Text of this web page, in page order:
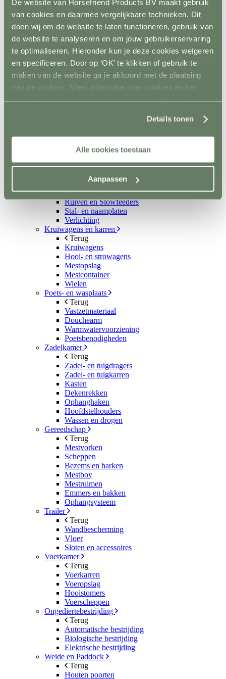
De website van Horsefriend Products BV maakt gebruik
van cookies en daarmee vergelijkbare technieken. Dit
doen wij om de website te laten functioneren, gebruik van
de website te analyseren en om jouw gebruikerservaring
te optimaliseren. Hieronder kun je deze cookies weigeren
en specificeren. Door op ‘OK’ te klikken of gebruik te
maken van de website ga je akkoord met de plaatsing
van de cookies. Meer informatie over cookies en het
gebruik van persoonsgegevens door Horsefriend
Details tonen
Alle cookies toestaan
Aanpassen
Isolatoren
Toebehoren schrikstroom
Horseguard schriklint
Metaal
Terug
Weidepoorten
Panelsystemen
Paddockafrastering
Buisklemmen DIY
Roflex mobiele afrastering
Terug
Mobiel
Inrichting en vervoer
Stalinrichting
Voerbakken
Drinkbakken
Ruiven en Slowfeeders
Stal- en naamplaten
Verlichting
Kruiwagens en karren
Terug
Kruiwagens
Hooi- en strowagens
Mestopslag
Mestcontainer
Wielen
Poets- en wasplaats
Terug
Vastzetmateriaal
Douchearm
Warmwatervoorziening
Poetsbenodigheden
Zadelkamer
Terug
Zadel- en tuigdragers
Zadel- en tuigkarren
Kasten
Dekenrekken
Ophanghaken
Hoofdstelhouders
Wassen en drogen
Gereedschap
Terug
Mestvorken
Scheppen
Bezems en harken
Mestboy
Mestruimen
Emmers en bakken
Ophangsysteem
Trailer
Terug
Wandbescherming
Vloer
Sloten en accessoires
Voerkamer
Terug
Voerkarren
Voeropslag
Hooistomers
Voerscheppen
Ongediertebestrijding
Terug
Automatische bestrijding
Biologische bestrijding
Elektrische bestrijding
Weide en Paddock
Terug
Houten poorten